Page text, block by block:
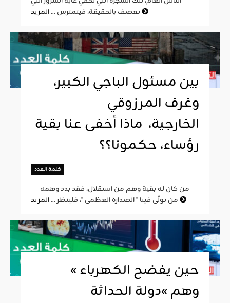
تعصف بالحقيقة، فيتمترس ...
بين مسئول الباجي الكبير،
وغرف المرزوقي
الخارجية، ماذا أخفى عنا بقية
رؤساء، حكمونا؟؟
كلمة العدد
من تولّى فينا " الصدارة العظمى "، فلينظر ...
« حين يفضح الكهرباء
وهم »دولة الحداثة